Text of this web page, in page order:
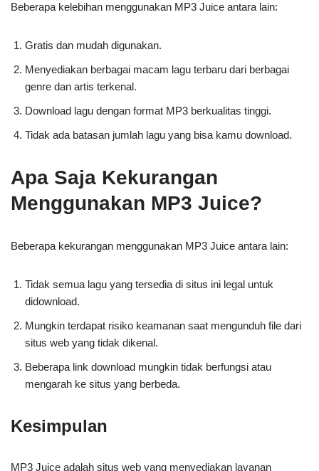
Beberapa kelebihan menggunakan MP3 Juice antara lain:
Gratis dan mudah digunakan.
Menyediakan berbagai macam lagu terbaru dari berbagai
genre dan artis terkenal.
Download lagu dengan format MP3 berkualitas tinggi.
Tidak ada batasan jumlah lagu yang bisa kamu download.
Apa Saja Kekurangan
Menggunakan MP3 Juice?
Beberapa kekurangan menggunakan MP3 Juice antara lain:
Tidak semua lagu yang tersedia di situs ini legal untuk
didownload.
Mungkin terdapat risiko keamanan saat mengunduh file dari
situs web yang tidak dikenal.
Beberapa link download mungkin tidak berfungsi atau
mengarah ke situs yang berbeda.
Kesimpulan
MP3 Juice adalah situs web yang menyediakan layanan